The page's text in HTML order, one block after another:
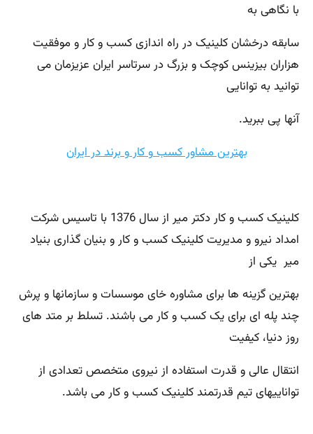
با نگاهی به
سابقه درخشان کلینیک در راه اندازی کسب و کار و موفقیت
هزاران بیزینس کوچک و بزرگ در سرتاسر ایران عزیزمان می
توانید به توانایی
آنها پی ببرید.
بهترین مشاور کسب و کار و برند در ایران
کلینیک کسب و کار دکتر میر از سال 1376 با تاسیس شرکت
امداد نیرو و مدیریت کلینیک کسب و کار و بنیان گذاری بنیاد
میر یکی از
بهترین گزینه ها برای مشاوره خای موسسات و سازمانها و پرش
چند پله ای برای یک کسب و کار می باشند. تسلط بر متد های
روز دنیا، کیفیت
انتقال عالی و قدرت استفاده از نیروی متخصص تعدادی از
تواناییهای تیم قدرتمند کلینیک کسب و کار می باشد.